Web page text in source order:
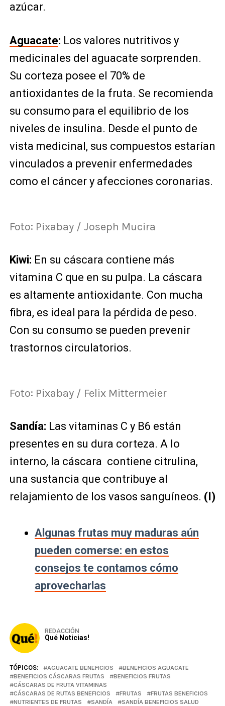
azúcar.
Aguacate: Los valores nutritivos y
medicinales del aguacate sorprenden.
Su corteza posee el 70% de
antioxidantes de la fruta. Se recomienda
su consumo para el equilibrio de los
niveles de insulina. Desde el punto de
vista medicinal, sus compuestos estarían
vinculados a prevenir enfermedades
como el cáncer y afecciones coronarias.
Foto: Pixabay / Joseph Mucira
Kiwi: En su cáscara contiene más
vitamina C que en su pulpa. La cáscara
es altamente antioxidante. Con mucha
fibra, es ideal para la pérdida de peso.
Con su consumo se pueden prevenir
trastornos circulatorios.
Foto: Pixabay / Felix Mittermeier
Sandía: Las vitaminas C y B6 están
presentes en su dura corteza. A lo
interno, la cáscara contiene citrulina,
una sustancia que contribuye al
relajamiento de los vasos sanguíneos. (I)
Algunas frutas muy maduras aún
pueden comerse: en estos
consejos te contamos cómo
aprovecharlas
REDACCIÓN
Qué Noticias!
TÓPICOS: AGUACATE BENEFICIOS
BENEFICIOS AGUACATE
BENEFICIOS CÁSCARAS FRUTAS
BENEFICIOS FRUTAS
CÁSCARAS DE FRUTA VITAMINAS
CÁSCARAS DE RUTAS BENEFICIOS
FRUTAS
FRUTAS BENEFICIOS
NUTRIENTES DE FRUTAS
SANDÍA SANDÍA BENEFICIOS SALUD